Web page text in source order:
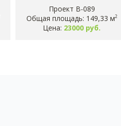
Проект B-089
Общая площадь: 149,33 м2
Цена: 23000 руб.